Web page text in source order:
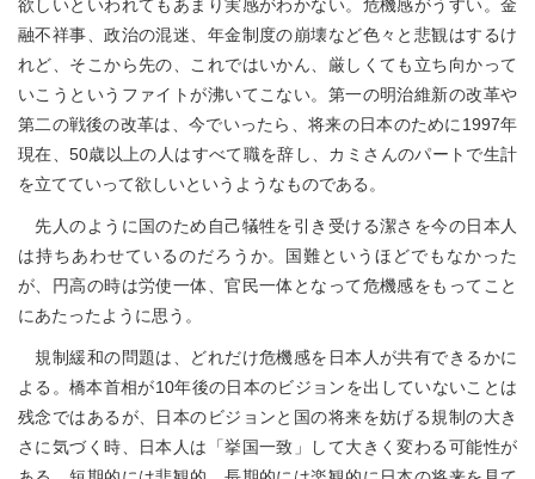
欲しいといわれてもあまり実感がわかない。危機感がうすい。金
融不祥事、政治の混迷、年金制度の崩壊など色々と悲観はするけ
れど、そこから先の、これではいかん、厳しくても立ち向かって
いこうというファイトが沸いてこない。第一の明治維新の改革や
第二の戦後の改革は、今でいったら、将来の日本のために1997年
現在、50歳以上の人はすべて職を辞し、カミさんのパートで生計
を立てていって欲しいというようなものである。
先人のように国のため自己犠牲を引き受ける潔さを今の日本人
は持ちあわせているのだろうか。国難というほどでもなかった
が、円高の時は労使一体、官民一体となって危機感をもってこと
にあたったように思う。
規制緩和の問題は、どれだけ危機感を日本人が共有できるかに
よる。橋本首相が10年後の日本のビジョンを出していないことは
残念ではあるが、日本のビジョンと国の将来を妨げる規制の大き
さに気づく時、日本人は「挙国一致」して大きく変わる可能性が